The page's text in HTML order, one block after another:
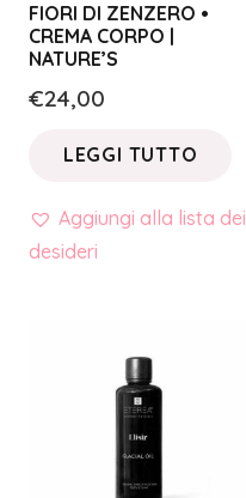
FIORI DI ZENZERO •
CREMA CORPO |
NATURE’S
€24,00
LEGGI TUTTO
Aggiungi alla lista dei
desideri